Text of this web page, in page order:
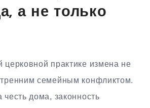
а не только
церковной практике измена не
семейным конфликтом.
честь дома, законность